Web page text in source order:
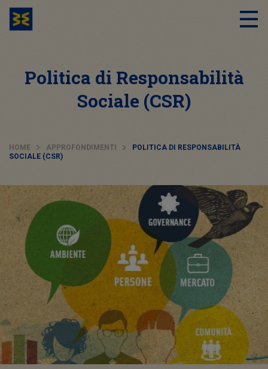
Politica di Responsabilità
Sociale (CSR)
HOME APPROFONDIMENTI
POLITICA DI RESPONSABILITÀ
SOCIALE (CSR)